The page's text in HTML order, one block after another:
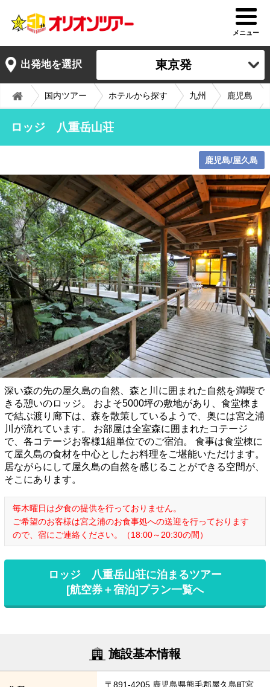
メニュー
出発地を選択 東京発
国内ツアー ホテルから探す 九州 鹿児島
ロッジ 八重岳山荘
鹿児島/屋久島
深い森の先の屋久島の自然、森と川に囲まれた自然を満喫で
きる憩いのロッジ。 およそ5000坪の敷地があり、食堂棟ま
で結ぶ渡り廊下は、森を散策しているようで、奥には宮之浦
川が流れています。 お部屋は全室森に囲まれたコテージ
で、各コテージお客様1組単位でのご宿泊。 食事は食堂棟に
て屋久島の食材を中心としたお料理をご堪能いただけます。
居ながらにして屋久島の自然を感じることができる空間が、
そこにあります。
毎木曜日は夕食の提供を行っておりません。
ご希望のお客様は宮之浦のお食事処への送迎を行っております
ので、宿にご連絡ください。（18:00～20:30の間）
ロッジ 八重岳山荘に泊まるツアー
[航空券＋宿泊]プラン一覧へ
施設基本情報
〒891-4205 鹿児島県熊毛郡屋久島町宮